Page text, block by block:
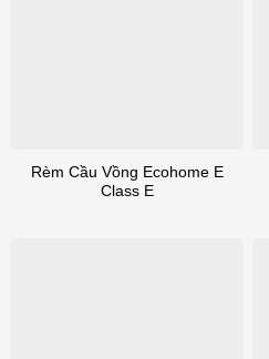
Rèm Cầu Vồng Ecohome E
Class E